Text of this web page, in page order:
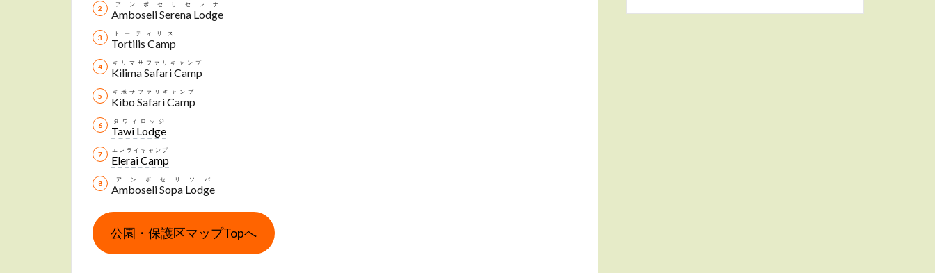
Amboseli Serena Lodge
アンボセリセレナ
Tortilis Camp
トーティリス
Kilima Safari Camp
キリマサファリキャンプ
Kibo Safari Camp
キボサファリキャンプ
Tawi Lodge
タウィロッジ
Elerai Camp
エレライキャンプ
Amboseli Sopa Lodge
アンボセリソパ
公園・保護区マップTopへ